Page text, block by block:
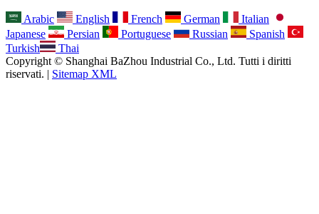
Arabic English French German
Italian
Japanese
Persian Portuguese Russian
Spanish
Turkish
Thai
Copyright © Shanghai BaZhou Industrial Co., Ltd. Tutti i diritti
riservati. | Sitemap XML